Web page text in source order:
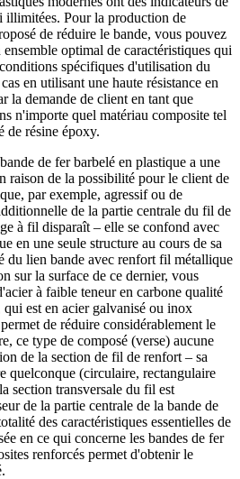
illimitées. Pour la production de
de réduire le bande, vous pouvez
optimal de caractéristiques qui
spécifiques d'utilisation du
en utilisant une haute résistance en
la demande de client en tant que
n'importe quel matériau composite tel
de résine époxy.
de fer barbelé en plastique a une
raison de la possibilité pour le client de
par exemple, agressif ou de
de la partie centrale du fil de
à fil disparaît – elle se confond avec
en une seule structure au cours de sa
du lien bande avec renfort fil métallique
sur la surface de ce dernier, vous
à faible teneur en carbone qualité
est en acier galvanisé ou inox
de réduire considérablement le
ce type de composé (verse) aucune
de la section de fil de renfort – sa
quelconque (circulaire, rectangulaire
section transversale du fil est
de la partie centrale de la bande de
des caractéristiques essentielles de
en ce qui concerne les bandes de fer
renforcés permet d'obtenir le